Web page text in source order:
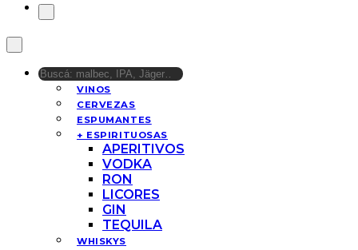
VINOS
CERVEZAS
ESPUMANTES
+ ESPIRITUOSAS
APERITIVOS
VODKA
RON
LICORES
GIN
TEQUILA
WHISKYS